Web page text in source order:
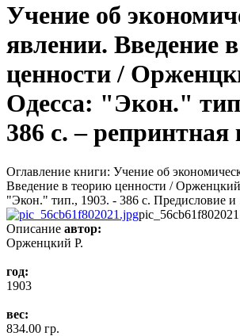
Учение об
явлении. Введение
ценности /
Одесса: "Экон."
386 c. – репринтная
Оглавление книги: Учение об
Введение в теорию ценности /
"Экон." тип., 1903. - 386 c. Предисловие и
Описание автор:
Орженцкий Р.
год:
1903
вес:
834.00 гр.